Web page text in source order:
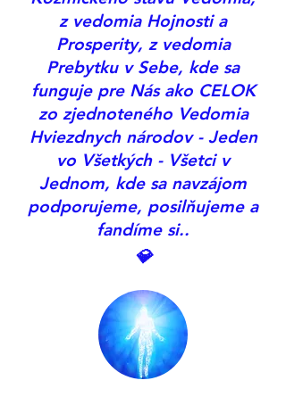
z vedomia Hojnosti a
Prosperity, z vedomia
Prebytku v Sebe, kde sa
funguje pre Nás ako CELOK
zo zjednoteného Vedomia
Hviezdnych národov - Jeden
vo Všetkých - Všetci v
Jednom, kde sa navzájom
podporujeme, posilňujeme a
fandíme si..
💎